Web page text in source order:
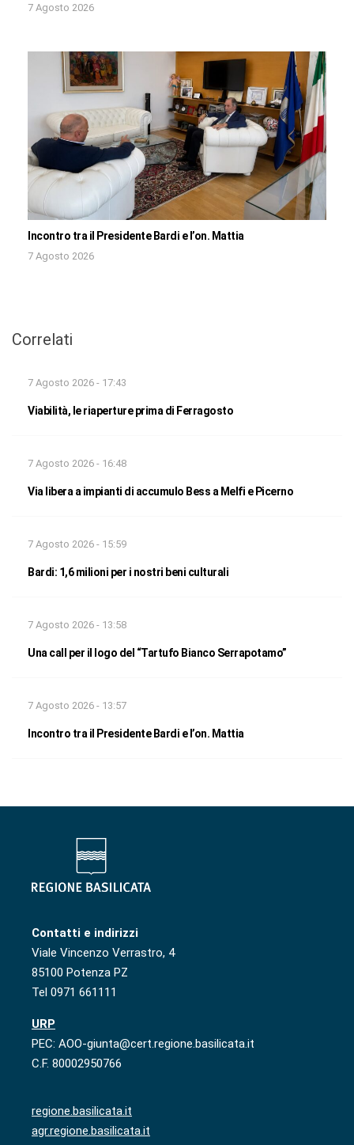
7 Agosto 2026
Incontro tra il Presidente Bardi e l’on. Mattia
7 Agosto 2026
Correlati
7 Agosto 2026 - 17:43
Viabilità, le riaperture prima di Ferragosto
7 Agosto 2026 - 16:48
Via libera a impianti di accumulo Bess a Melfi e Picerno
7 Agosto 2026 - 15:59
Bardi: 1,6 milioni per i nostri beni culturali
7 Agosto 2026 - 13:58
Una call per il logo del “Tartufo Bianco Serrapotamo”
7 Agosto 2026 - 13:57
Incontro tra il Presidente Bardi e l’on. Mattia
Contatti e indirizzi
Viale Vincenzo Verrastro, 4
85100 Potenza PZ
Tel 0971 661111
URP
PEC: AOO-giunta@cert.regione.basilicata.it
C.F. 80002950766
regione.basilicata.it
agr.regione.basilicata.it